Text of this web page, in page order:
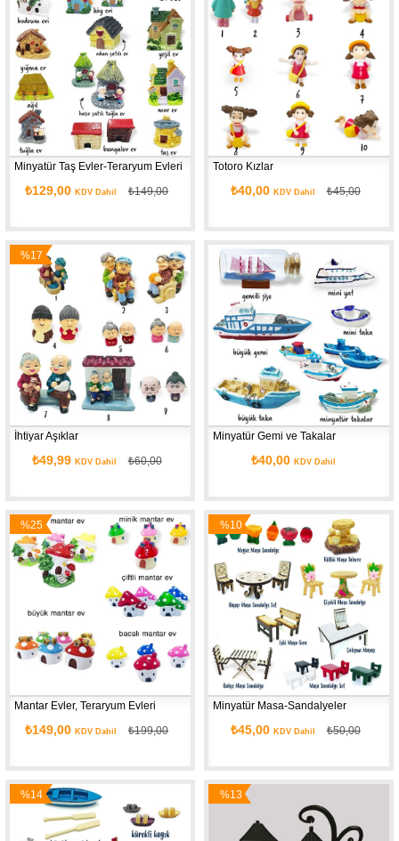
Minyatür Taş Evler-Teraryum Evleri
₺129,00KDV Dahil ₺149,00
İndirim
Totoro Kızlar
₺40,00 KDV Dahil ₺45,00
İndirim
İhtiyar Aşıklar
₺49,99 KDV Dahil ₺60,00
%17
İndirim
Minyatür Gemi ve Takalar
₺40,00 KDV Dahil
Mantar Evler, Teraryum Evleri
₺149,00KDV Dahil ₺199,00
%25
İndirim
Minyatür Masa-Sandalyeler
₺45,00 KDV Dahil ₺50,00
%10
İndirim
%14
İndirim
%13